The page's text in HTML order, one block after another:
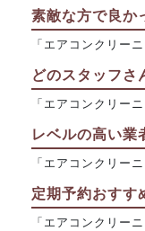
素敵な方で良か
「エアコンクリー
どのスタッフさ
「エアコンクリー
レベルの高い業
「エアコンクリー
定期予約おすす
「エアコンクリー